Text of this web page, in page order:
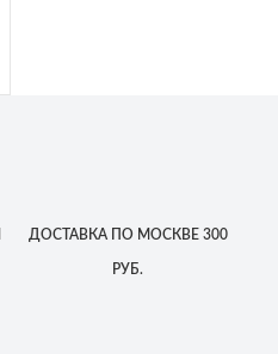
ДОСТАВКАПО МОСКВЕ 300
РУБ.